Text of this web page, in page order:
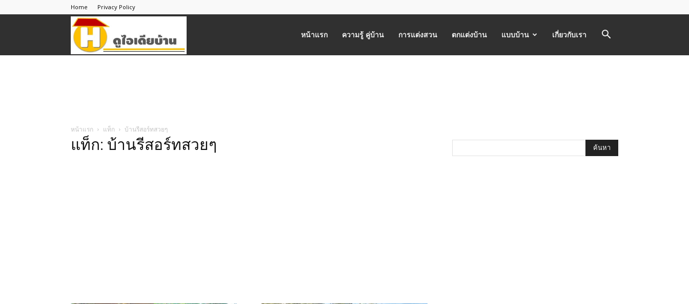
Home Privacy Policy
หน้าแรก ความรู้ คู่บ้าน การแต่งสวน ตกแต่งบ้าน แบบบ้าน เกี่ยวกับเรา
หน้าแรก แท็ก บ้านรีสอร์ทสวยๆ
แท็ก: บ้านรีสอร์ทสวยๆ